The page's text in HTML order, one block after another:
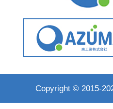
Copyright © 2015-